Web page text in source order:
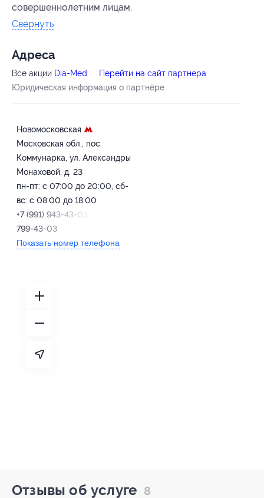
совершеннолетним лицам.
Свернуть
Адресa
Все акции Dia-Med
Перейти на сайт партнера
Юридическая информация о партнёре
Новомосковская
Московская обл., пос.
Коммунарка, ул. Александры
Монаховой, д. 23
пн-пт: с 07:00 до 20:00, сб-
вс: с 08:00 до 18:00
+7 (991) 943-43-03, +7 (495)
799-43-03
Показать номер телефона
Отзывы об услуге 8